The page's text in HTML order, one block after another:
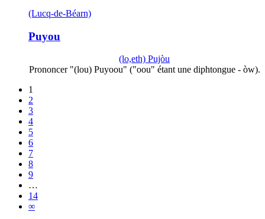
(Lucq-de-Béarn)
Puyou
(lo,eth) Pujòu
Prononcer "(lou) Puyoou" ("oou" étant une diphtongue - òw).
1
2
3
4
5
6
7
8
9
…
14
∞